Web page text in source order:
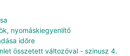
nyomáskiegyenlítő
időre
összetett változóval - szinusz 4.